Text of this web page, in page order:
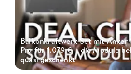
Balkonkraftwerk-Set mit Anker
Pro für 1.079 € – die Module
quasi geschenkt